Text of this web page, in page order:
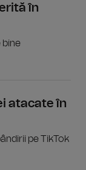
în
bine
atacate în
pe TikTok